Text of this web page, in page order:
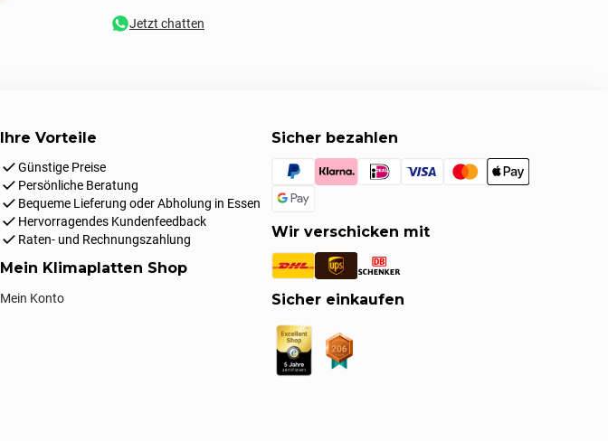
Jetzt chatten
Ihre Vorteile
Günstige Preise
Persönliche Beratung
Bequeme Lieferung oder Abholung in Essen
Hervorragendes Kundenfeedback
Raten- und Rechnungszahlung
Mein Klimaplatten Shop
Mein Konto
Sicher bezahlen
Wir verschicken mit
Sicher einkaufen